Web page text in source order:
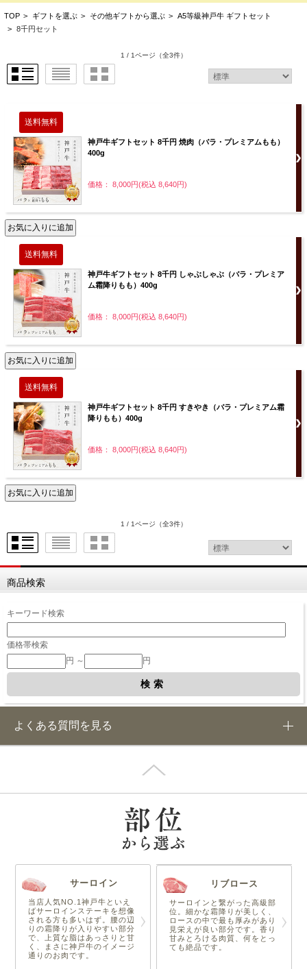
TOP > ギフトを選ぶ > その他ギフトから選ぶ > A5等級神戸牛 ギフトセット
> 8千円セット
1 / 1ページ （全3件）
神戸牛ギフトセット 8千円 焼肉（バラ・プレミアムもも）
400g
価格： 8,000円(税込 8,640円)
神戸牛ギフトセット 8千円 しゃぶしゃぶ（バラ・プレミア
ム霜降りもも）400g
価格： 8,000円(税込 8,640円)
神戸牛ギフトセット 8千円 すきやき（バラ・プレミアム霜
降りもも）400g
価格： 8,000円(税込 8,640円)
1 / 1ページ （全3件）
商品検索
キーワード検索
価格帯検索
円 ～
円
よくある質問を見る
サーロイン
当店人気NO.1神戸牛といえ
ばサーロインステーキを想像
される方も多いはず。腰の辺
りの霜降りが入りやすい部分
で、上質な脂はあっさりと甘
く、まさに神戸牛のイメージ
通りのお肉です。
リブロース
サーロインと繋がった高級部
位。細かな霜降りが美しく、
ロースの中で最も厚みがあり
見栄えが良い部分です。香り
甘みとろける肉質、何をとっ
ても絶品です。